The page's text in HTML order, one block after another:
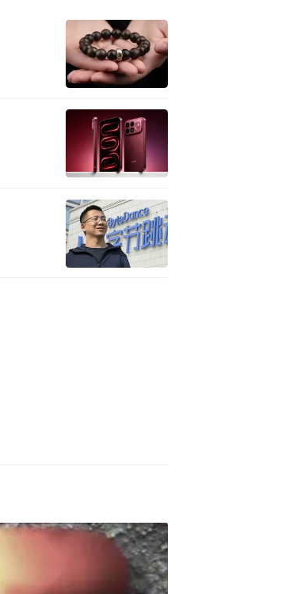
片由高小龙导演担任
相比技术本身，团队